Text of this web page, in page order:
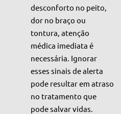
desconforto no peito,
dor no braço ou
tontura, atenção
médica imediata é
necessária. Ignorar
esses sinais de alerta
pode resultar em atraso
no tratamento que
pode salvar vidas.